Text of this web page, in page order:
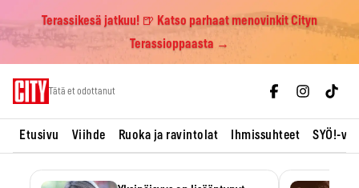
Terassikesä jatkuu! 🍺 Katso parhaat menovinkit Cityn
Terassioppaasta →
Tätä et odottanut
Etusivu Viihde Ruoka ja ravintolat Ihmissuhteet SYÖ!-